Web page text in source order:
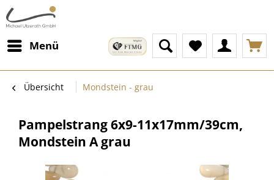
Menü
Übersicht Mondstein - grau
Pampelstrang 6x9-11x17mm/39cm,
Mondstein A grau